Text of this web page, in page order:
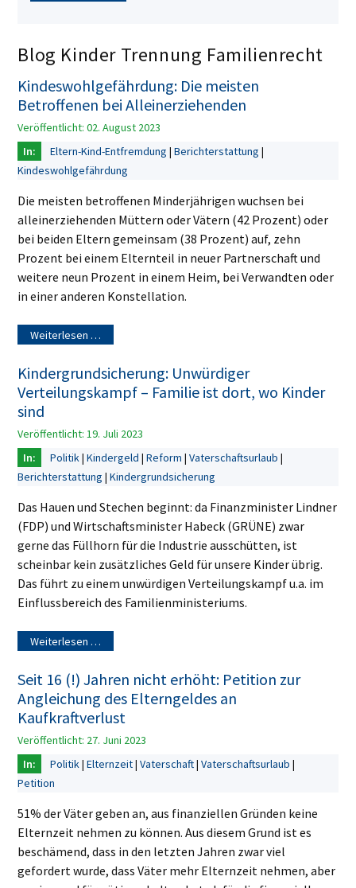
Blog Kinder Trennung Familienrecht
Kindeswohlgefährdung: Die meisten
Betroffenen bei Alleinerziehenden
Veröffentlicht: 02. August 2023
Eltern-Kind-Entfremdung Berichterstattung
Kindeswohlgefährdung
Die meisten betroffenen Minderjährigen wuchsen bei
alleinerziehenden Müttern oder Vätern (42 Prozent) oder
bei beiden Eltern gemeinsam (38 Prozent) auf, zehn
Prozent bei einem Elternteil in neuer Partnerschaft und
weitere neun Prozent in einem Heim, bei Verwandten oder
in einer anderen Konstellation.
Weiterlesen …
Kindergrundsicherung: Unwürdiger
Verteilungskampf – Familie ist dort, wo Kinder
sind
Veröffentlicht: 19. Juli 2023
Politik Kindergeld Reform Vaterschaftsurlaub
Berichterstattung Kindergrundsicherung
Das Hauen und Stechen beginnt: da Finanzminister Lindner
(FDP) und Wirtschaftsminister Habeck (GRÜNE) zwar
gerne das Füllhorn für die Industrie ausschütten, ist
scheinbar kein zusätzliches Geld für unsere Kinder übrig.
Das führt zu einem unwürdigen Verteilungskampf u.a. im
Einflussbereich des Familienministeriums.
Weiterlesen …
Seit 16 (!) Jahren nicht erhöht: Petition zur
Angleichung des Elterngeldes an
Kaufkraftverlust
Veröffentlicht: 27. Juni 2023
Politik Elternzeit Vaterschaft Vaterschaftsurlaub
Petition
51% der Väter geben an, aus finanziellen Gründen keine
Elternzeit nehmen zu können. Aus diesem Grund ist es
beschämend, dass in den letzten Jahren zwar viel
gefordert wurde, dass Väter mehr Elternzeit nehmen, aber